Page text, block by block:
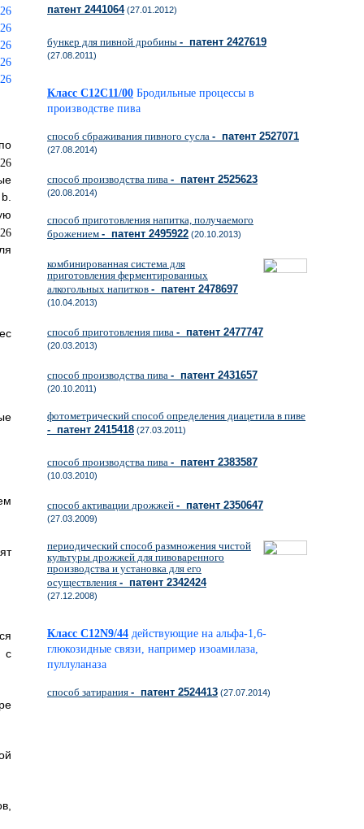
с
патент 2441064(27.01.2012)
бункер для пивной дробины - патент 2427619
(27.08.2011)
Класс C12C11/00 Бродильные процессы в
производстве пива
способ сбраживания пивного сусла - патент 2527071
(27.08.2014)
способ производства пива - патент 2525623
(20.08.2014)
способ приготовления напитка, получаемого
брожением - патент 2495922 (20.10.2013)
комбинированная система для
приготовления ферментированных
алкогольных напитков - патент 2478697
(10.04.2013)
способ приготовления пива - патент 2477747
(20.03.2013)
способ производства пива - патент 2431657
(20.10.2011)
фотометрический способ определения диацетила в пиве
- патент 2415418 (27.03.2011)
способ производства пива - патент 2383587
(10.03.2010)
способ активации дрожжей - патент 2350647
(27.03.2009)
периодический способ размножения чистой
культуры дрожжей для пивоваренного
производства и установка для его
осуществления - патент 2342424
(27.12.2008)
Класс C12N9/44 действующие на альфа-1,6-
глюкозидные связи, например изоамилаза,
пуллуланаза
способ затирания - патент 2524413 (27.07.2014)